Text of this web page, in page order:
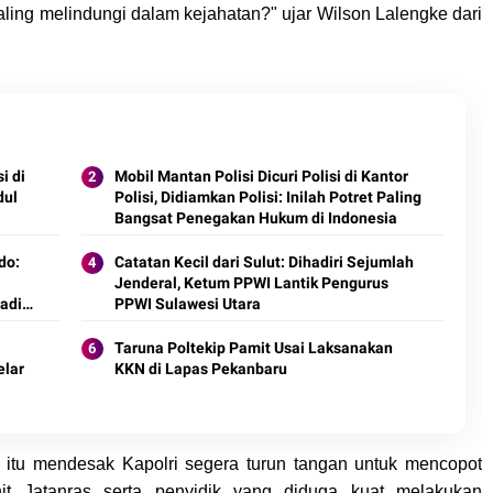
melindungi dalam kejahatan?" ujar Wilson Lalengke dari
di
Mobil Mantan Polisi Dicuri Polisi di Kantor
Polisi, Didiamkan Polisi: Inilah Potret Paling
Bangsat Penegakan Hukum di Indonesia
Catatan Kecil dari Sulut: Dihadiri Sejumlah
Jenderal, Ketum PPWI Lantik Pengurus
PPWI Sulawesi Utara
Taruna Poltekip Pamit Usai Laksanakan
KKN di Lapas Pekanbaru
mendesak Kapolri segera turun tangan untuk mencopot